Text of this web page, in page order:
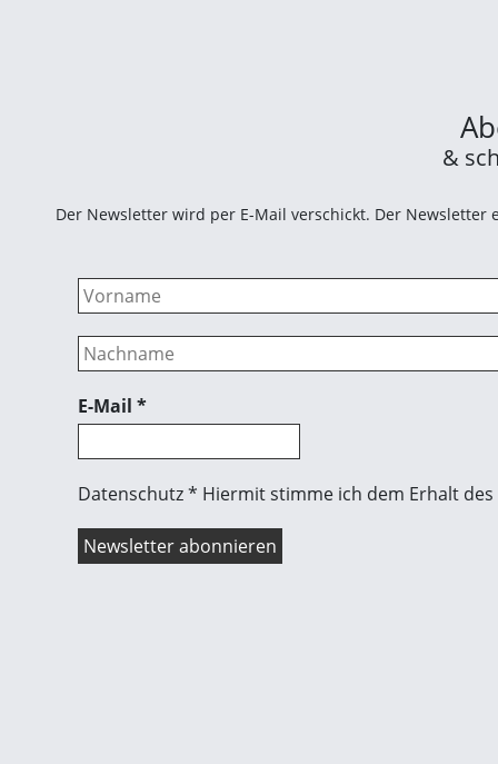
&
Der Newsletter wird per E-Mail verschickt. Der
E-Mail *
Datenschutz * Hiermit stimme ich dem Erhalt des